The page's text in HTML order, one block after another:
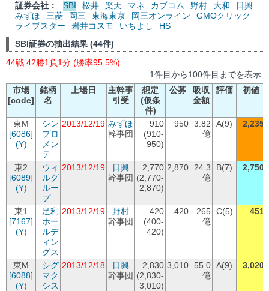
証券会社：
SBI 松井 楽天 マネ カブコム 野村 大和
日興
みずほ
三菱 岡三 東海東京 岡三オンライン
GMOクリック
ライブスター
岩井コスモ いちよし
HS
SBI証券の抽出結果 (44件)
44戦 42勝1負1分 (勝率95.5%)
1件目から100件目までを表示
市場
[code]
銘柄
名
上場日
主幹事
引受
想定
(仮条
件)
公募
吸収
金額
評価 初値
東M
[6086]
(Y)
シン
プロ
メン
テ
2013/12/19 みずほ
幹事団
910
(910-
950)
950 3.82
億
A(9) 2,235
東2
[6089]
(Y)
ウィ
ルグ
ルー
プ
2013/12/19
日興
幹事団
2,770
(2,770-
2,870)
2,870
24.3
億
B(7) 2,750
東1
[7167]
(Y)
足利
ホー
ルデ
ィン
グス
2013/12/19
野村
幹事団
420
(400-
420)
420
265
億
C(5) 451
東M
[6088]
(Y)
シグ
マク
シス
2013/12/18
日興
幹事団
2,830
(2,830-
3,010)
3,010 55.0
億
A(9) 3,020